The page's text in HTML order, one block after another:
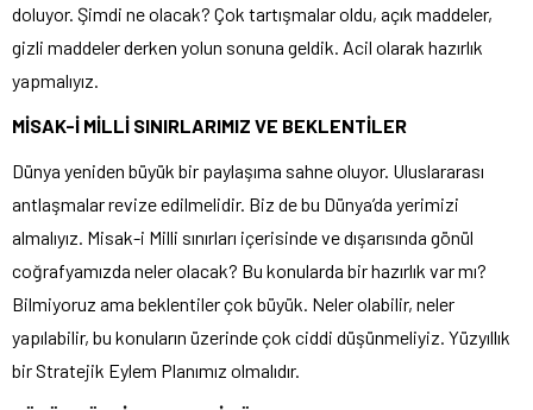
doluyor. Şimdi ne olacak? Çok tartışmalar oldu, açık maddeler,
gizli maddeler derken yolun sonuna geldik. Acil olarak hazırlık
yapmalıyız.
MİSAK-İ MİLLİ SINIRLARIMIZ VE BEKLENTİLER
Dünya yeniden büyük bir paylaşıma sahne oluyor. Uluslararası
antlaşmalar revize edilmelidir. Biz de bu Dünya’da yerimizi
almalıyız. Misak-i Milli sınırları içerisinde ve dışarısında gönül
coğrafyamızda neler olacak? Bu konularda bir hazırlık var mı?
Bilmiyoruz ama beklentiler çok büyük. Neler olabilir, neler
yapılabilir, bu konuların üzerinde çok ciddi düşünmeliyiz. Yüzyıllık
bir Stratejik Eylem Planımız olmalıdır.